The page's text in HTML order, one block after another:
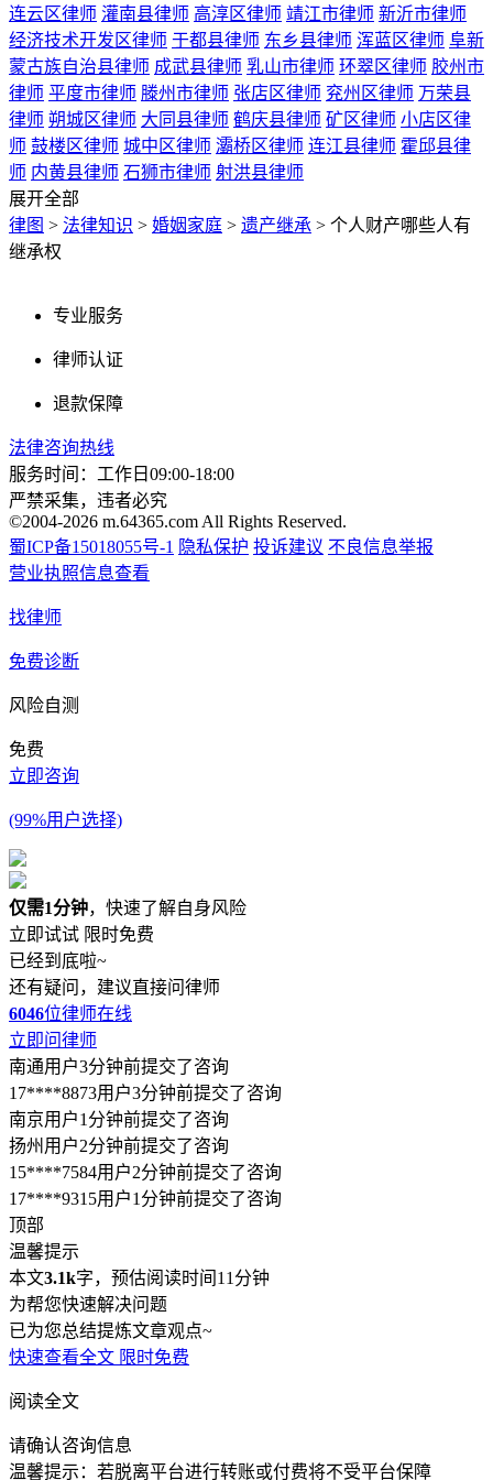
连云区律师 灌南县律师 高淳区律师 靖江市律师 新沂市律师
经济技术开发区律师 于都县律师 东乡县律师 浑蓝区律师 阜新
蒙古族自治县律师 成武县律师 乳山市律师 环翠区律师 胶州市
律师 平度市律师 滕州市律师 张店区律师 兖州区律师 万荣县
律师 朔城区律师 大同县律师 鹤庆县律师 矿区律师 小店区律
师 鼓楼区律师 城中区律师 灞桥区律师 连江县律师 霍邱县律
师 内黄县律师 石狮市律师 射洪县律师
展开全部
律图 > 法律知识 > 婚姻家庭 > 遗产继承 > 个人财产哪些人有
继承权
专业服务
律师认证
退款保障
法律咨询热线
服务时间：工作日09:00-18:00
严禁采集，违者必究
©2004-2026 m.64365.com All Rights Reserved.
蜀ICP备15018055号-1 隐私保护 投诉建议 不良信息举报
营业执照信息查看
找律师
免费诊断
风险自测
免费
立即咨询
(99%用户选择)
仅需1分钟，快速了解自身风险
立即试试 限时免费
已经到底啦~
还有疑问，建议直接问律师
6046位律师在线
立即问律师
南通用户3分钟前提交了咨询
17****8873用户3分钟前提交了咨询
南京用户1分钟前提交了咨询
扬州用户2分钟前提交了咨询
15****7584用户2分钟前提交了咨询
17****9315用户1分钟前提交了咨询
顶部
温馨提示
本文3.1k字，预估阅读时间11分钟
为帮您快速解决问题
已为您总结提炼文章观点~
快速查看全文 限时免费
阅读全文
请确认咨询信息
温馨提示：若脱离平台进行转账或付费将不受平台保障